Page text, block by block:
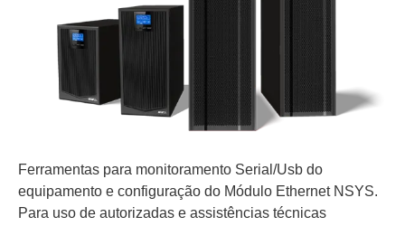
Ferramentas para monitoramento Serial/Usb do
equipamento e configuração do Módulo Ethernet NSYS.
Para uso de autorizadas e assistências técnicas